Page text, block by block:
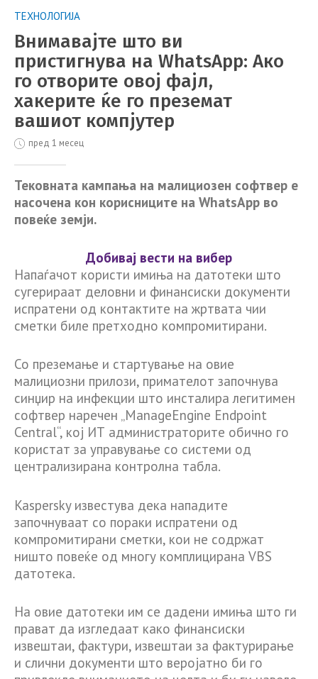
ТЕХНОЛОГИЈА
Внимавајте што ви
пристигнува на WhatsApp: Ако
го отворите овој фајл,
хакерите ќе го преземат
вашиот компјутер
пред 1 месец
Тековната кампања на малициозен софтвер е
насочена кон корисниците на WhatsApp во
повеќе земји.
Добивај вести на вибер
Напаѓачот користи имиња на датотеки што
сугерираат деловни и финансиски документи
испратени од контактите на жртвата чии
сметки биле претходно компромитирани.
Со преземање и стартување на овие
малициозни прилози, примателот започнува
синџир на инфекции што инсталира легитимен
софтвер наречен „ManageEngine Endpoint
Central“, кој ИТ администраторите обично го
користат за управување со системи од
централизирана контролна табла.
Kaspersky известува дека нападите
започнуваат со пораки испратени од
компромитирани сметки, кои не содржат
ништо повеќе од многу комплицирана VBS
датотека.
На овие датотеки им се дадени имиња што ги
прават да изгледаат како финансиски
извештаи, фактури, извештаи за фактурирање
и слични документи што веројатно би го